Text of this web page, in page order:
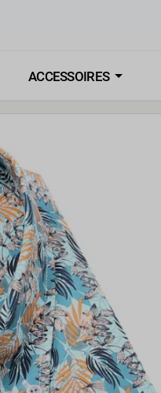
ACCESSOIRES